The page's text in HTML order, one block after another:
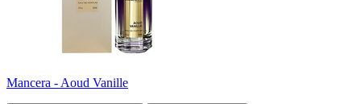
Mancera - Aoud Vanille